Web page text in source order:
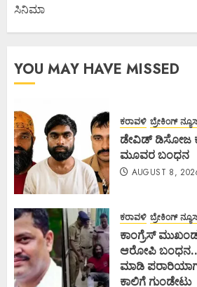
ಸಿನಿಮಾ
YOU MAY HAVE MISSED
ಕರಾವಳಿ ಬ್ರೇಕಿಂಗ್
ಡೇವಿಡ್ ಡಿಸೋಜ
ಮೂವರ ಬಂಧನ
AUGUST 8,
ಕರಾವಳಿ ಬ್ರೇಕಿಂಗ್
ಕಾಂಗ್ರೆಸ್
ಆರೋಪಿ
ಮಾಡಿ
ಕಾಲಿಗೆ ಗುಂಡೇಟು